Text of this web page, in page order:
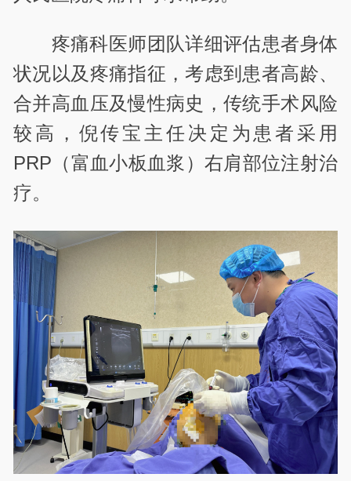
疼痛科医师团队详细评估患者身体
状况以及疼痛指征，考虑到患者高龄、
合并高血压及慢性病史，传统手术风险
较高，倪传宝主任决定为患者采用
PRP（富血小板血浆）右肩部位注射治
疗。